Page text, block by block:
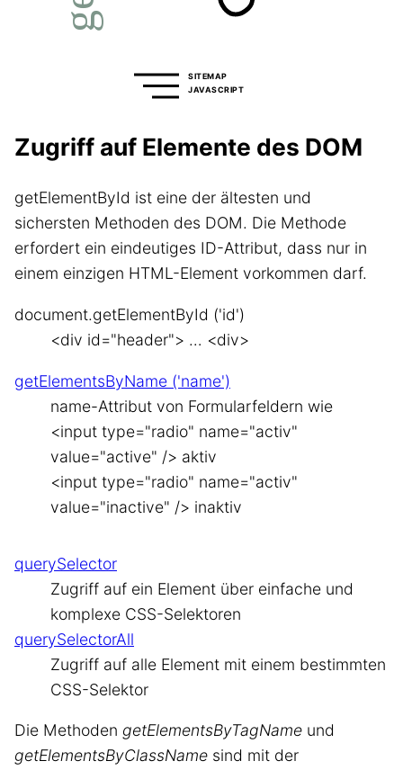
SITEMAP
JAVASCRIPT
Zugriff auf Elemente des DOM
getElementById ist eine der ältesten und
sichersten Methoden des DOM. Die Methode
erfordert ein eindeutiges ID-Attribut, dass nur in
einem einzigen HTML-Element vorkommen darf.
document.getElementById ('id')
<div id="header"> … <div>
getElementsByName ('name')
name-Attribut von Formularfeldern wie
<input type="radio" name="activ"
value="active" /> aktiv
<input type="radio" name="activ"
value="inactive" /> inaktiv
querySelector
Zugriff auf ein Element über einfache und
komplexe CSS-Selektoren
querySelectorAll
Zugriff auf alle Element mit einem bestimmten
CSS-Selektor
Die Methoden getElementsByTagName und
getElementsByClassName sind mit der